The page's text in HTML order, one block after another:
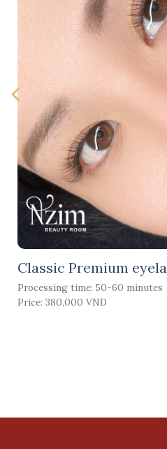
Classic Premium
Processing time: 50-60 minutes
Price: 380,000 VND